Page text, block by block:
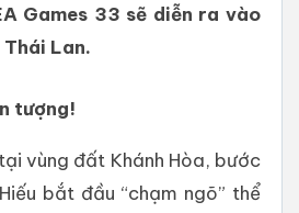
Games 33 sẽ diễn ra vào
Lan.
tượng!
vùng đất Khánh Hòa, bước
bắt đầu “chạm ngõ” thể